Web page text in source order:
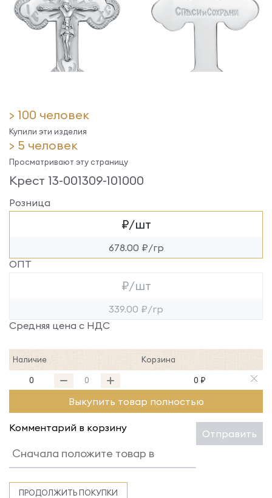
> 100 человек
Купили эти изделия
> 5 человек
Просматривают эту страницу
Крест 13-001309-101000
Розница
₽/шт
678.00 ₽/гр
ОПТ
₽/шт
339.00 ₽/гр
Средняя цена с НДС
Наличие Корзина
0 0 ₽
Выкупить товар полностью
Комментарий в корзину Отправить
ПРОДОЛЖИТЬ ПОКУПКИ